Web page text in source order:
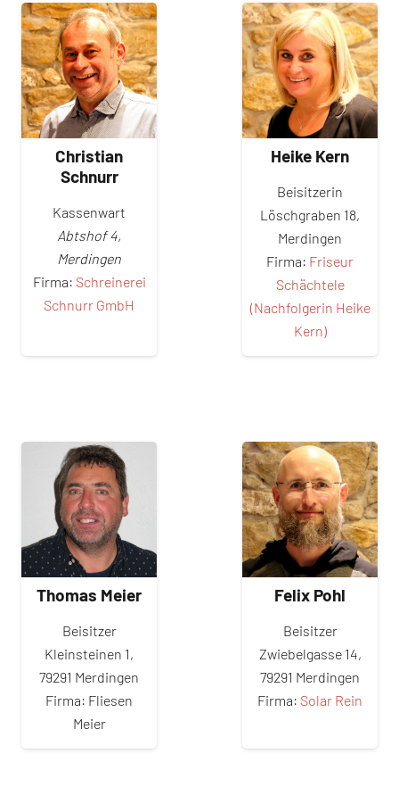
Christian
Schnurr
Kassenwart
Abtshof 4,
Merdingen
Firma: Schreinerei
Schnurr GmbH
Heike Kern
Beisitzerin
Löschgraben 18,
Merdingen
Firma: Friseur
Schächtele
(Nachfolgerin Heike
Kern)
Thomas Meier
Beisitzer
Kleinsteinen 1,
79291 Merdingen
Firma: Fliesen
Meier
Felix Pohl
Beisitzer
Zwiebelgasse 14,
79291 Merdingen
Firma: Solar Rein